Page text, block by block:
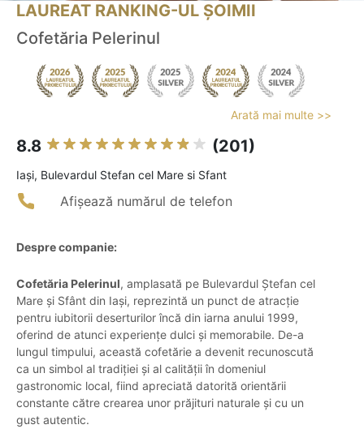
LAUREAT RANKING-UL ȘOIMII
Cofetăria Pelerinul
Arată mai multe >>
8.8 (201)
Iaşi, Bulevardul Stefan cel Mare si Sfant
Afișează numărul de telefon
Despre companie:
Cofetăria Pelerinul, amplasată pe Bulevardul Ștefan cel
Mare și Sfânt din Iași, reprezintă un punct de atracție
pentru iubitorii deserturilor încă din iarna anului 1999,
oferind de atunci experiențe dulci și memorabile. De-a
lungul timpului, această cofetărie a devenit recunoscută
ca un simbol al tradiției și al calității în domeniul
gastronomic local, fiind apreciată datorită orientării
constante către crearea unor prăjituri naturale și cu un
gust autentic.